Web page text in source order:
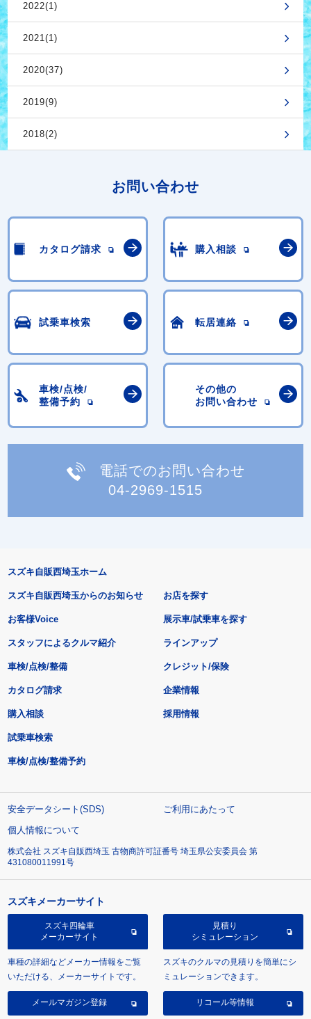
2022(1)
2021(1)
2020(37)
2019(9)
2018(2)
お問い合わせ
カタログ請求 購入相談
試乗車検索 転居連絡
車検/点検/
整備予約
その他の
お問い合わせ
電話でのお問い合わせ
04-2969-1515
スズキ自販西埼玉ホーム
スズキ自販西埼玉からのお知らせ
お客様Voice
スタッフによるクルマ紹介
お店を探す
展示車/試乗車を探す
ラインアップ
車検/点検/整備 クレジット/保険
カタログ請求
購入相談
試乗車検索
車検/点検/整備予約
企業情報
採用情報
安全データシート(SDS)
ご利用にあたって
個人情報について
株式会社 スズキ自販西埼玉 古物商許可証番号 埼玉県公安委員会 第
431080011991号
スズキメーカーサイト
スズキ四輪車
メーカーサイト
車種の詳細などメーカー情報をご覧
いただける、メーカーサイトです。
見積り
シミュレーション
スズキのクルマの見積りを簡単にシ
ミュレーションできます。
メールマガジン登録 リコール等情報